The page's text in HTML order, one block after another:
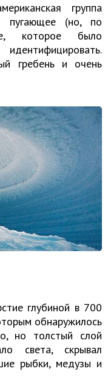
группа
пугающее (но, по
которое было
гребень и очень
глубиной в 700
обнаружилось
но толстый слой
света, скрывал
рыбки, медузы и